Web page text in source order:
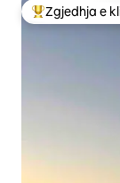
Më të mirat e
Zgjedhja e